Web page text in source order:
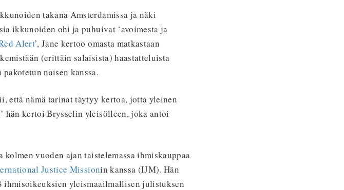
takana Amsterdamissa ja näki
ikkunoiden ohi ja puhuivat ‘avoimesta ja
Alert’, Jane kertoo omasta matkastaan
(erittäin salaisista) haastatteluista
naisen kanssa.
että nämä tarinat täytyy kertoa, jotta yleinen
hän kertoi Brysselin yleisölleen, joka antoi
vuoden ajan taistelemassa ihmiskauppaa
Justice Missionin kanssa (IJM). Hän
ihmisoikeuksien yleismaailmallisen julistuksen